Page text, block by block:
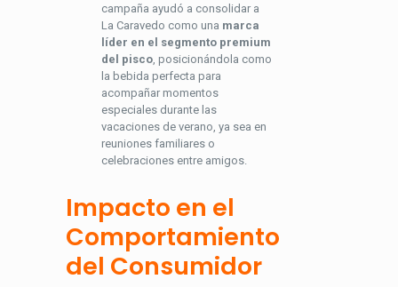
campaña ayudó a consolidar a
La Caravedo como una marca
líder en el segmento premium
del pisco , posicionándola como
la bebida perfecta para
acompañar momentos
especiales durante las
vacaciones de verano, ya sea en
reuniones familiares o
celebraciones entre amigos.
Impacto en el
Comportamiento
del Consumidor